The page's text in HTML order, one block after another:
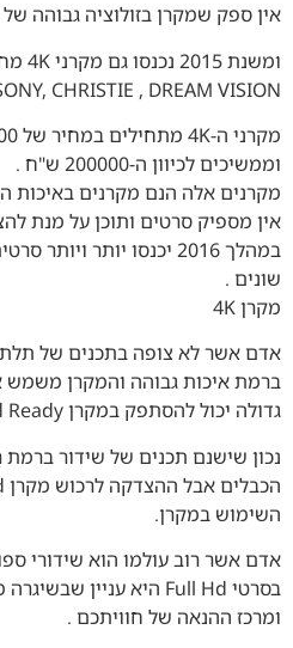
אין ספק שמקרן בזולוציה גבוהה של Full Hd הוא בשבילכם .
CHRISTIE , DREAM VISION
וממשיכים לכיוון ה-200000 ש"ח .
מקרנים אלה הנם מקרנים באיכות
אין מספיק סרטים ותוכן על מנת
שונים .
מקרן 4K
אדם אשר לא צופה בתכנים של תלת
ברמת איכות גבוהה והמקרן משמש
גדולה יכול להסתפק במקרן Hd Ready .
השימוש במקרן.
אדם אשר רוב עולמו הוא שידורי
ומרכז ההנאה של חוויתכם .